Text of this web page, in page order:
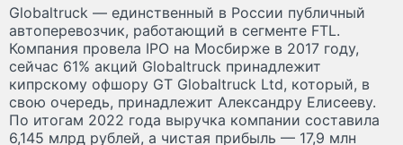
Globaltruck — единственный в России публичный
автоперевозчик, работающий в сегменте FTL.
Компания провела IPO на Мосбирже в 2017 году,
сейчас 61% акций Globaltruck принадлежит
кипрскому офшору GT Globaltruck Ltd, который, в
свою очередь, принадлежит Александру Елисееву.
По итогам 2022 года выручка компании составила
6,145 млрд рублей, а чистая прибыль — 17,9 млн